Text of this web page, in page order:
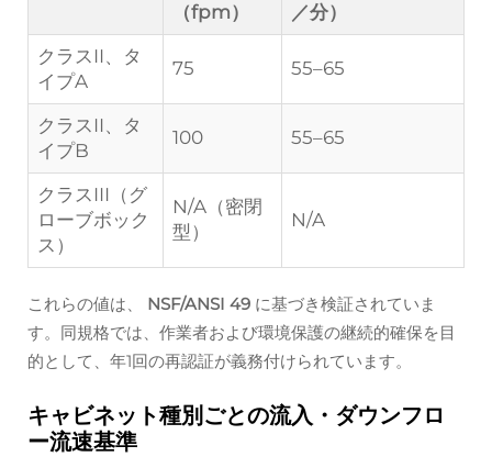
（fpm）
／分）
クラスII、タ
イプA
75 55–65
クラスII、タ
イプB
100 55–65
クラスIII（グ
ローブボック
ス）
N/A（密閉
型）
N/A
これらの値は、 NSF/ANSI 49 に基づき検証されていま
す。同規格では、作業者および環境保護の継続的確保を目
的として、年1回の再認証が義務付けられています。
キャビネット種別ごとの流入・ダウンフロ
ー流速基準